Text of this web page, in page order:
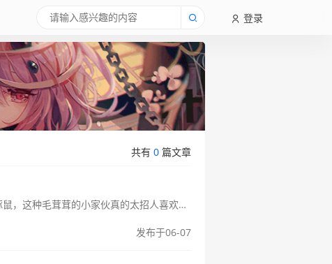
登录
共有 0 篇文章
黑豚鼠寿命有多长？如何延长它的寿命？大家好呀！今天咱们来聊聊可爱的黑豚鼠，这种毛茸茸的小家伙真的太招人喜欢了。作为一个养过好几只豚鼠的"资深"铲屎官，我想和大家分享一下关于黑豚鼠寿命的那些事儿。黑豚鼠的平均...
发布于06-07